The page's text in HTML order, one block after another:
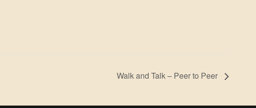
Walk and Talk – Peer to Peer